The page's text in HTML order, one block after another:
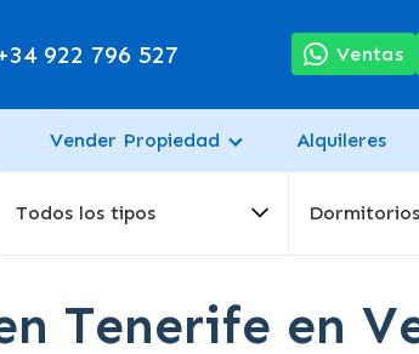
922 796 527 Ventas
Vender Propiedad Alquileres
Todos los tipos Dormitorios
Tenerife en